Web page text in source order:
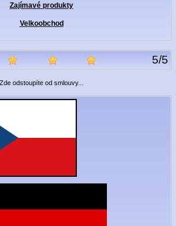
Zajímavé produkty
Velkoobchod
5/5
Zde odstoupíte od smlouvy...